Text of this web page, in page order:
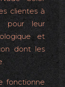
clientes à
pour leur
et
dont les
fonctionne